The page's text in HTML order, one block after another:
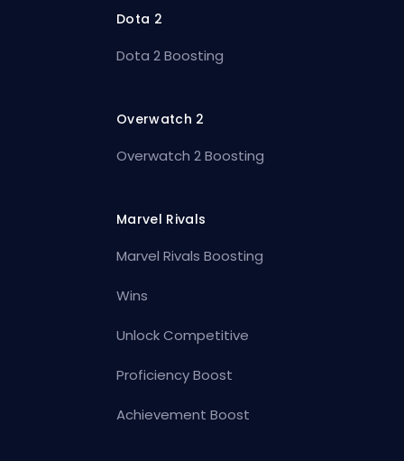
Dota 2
Dota 2 Boosting
Overwatch 2
Overwatch 2 Boosting
Marvel Rivals
Marvel Rivals Boosting
Wins
Unlock Competitive
Proficiency Boost
Achievement Boost